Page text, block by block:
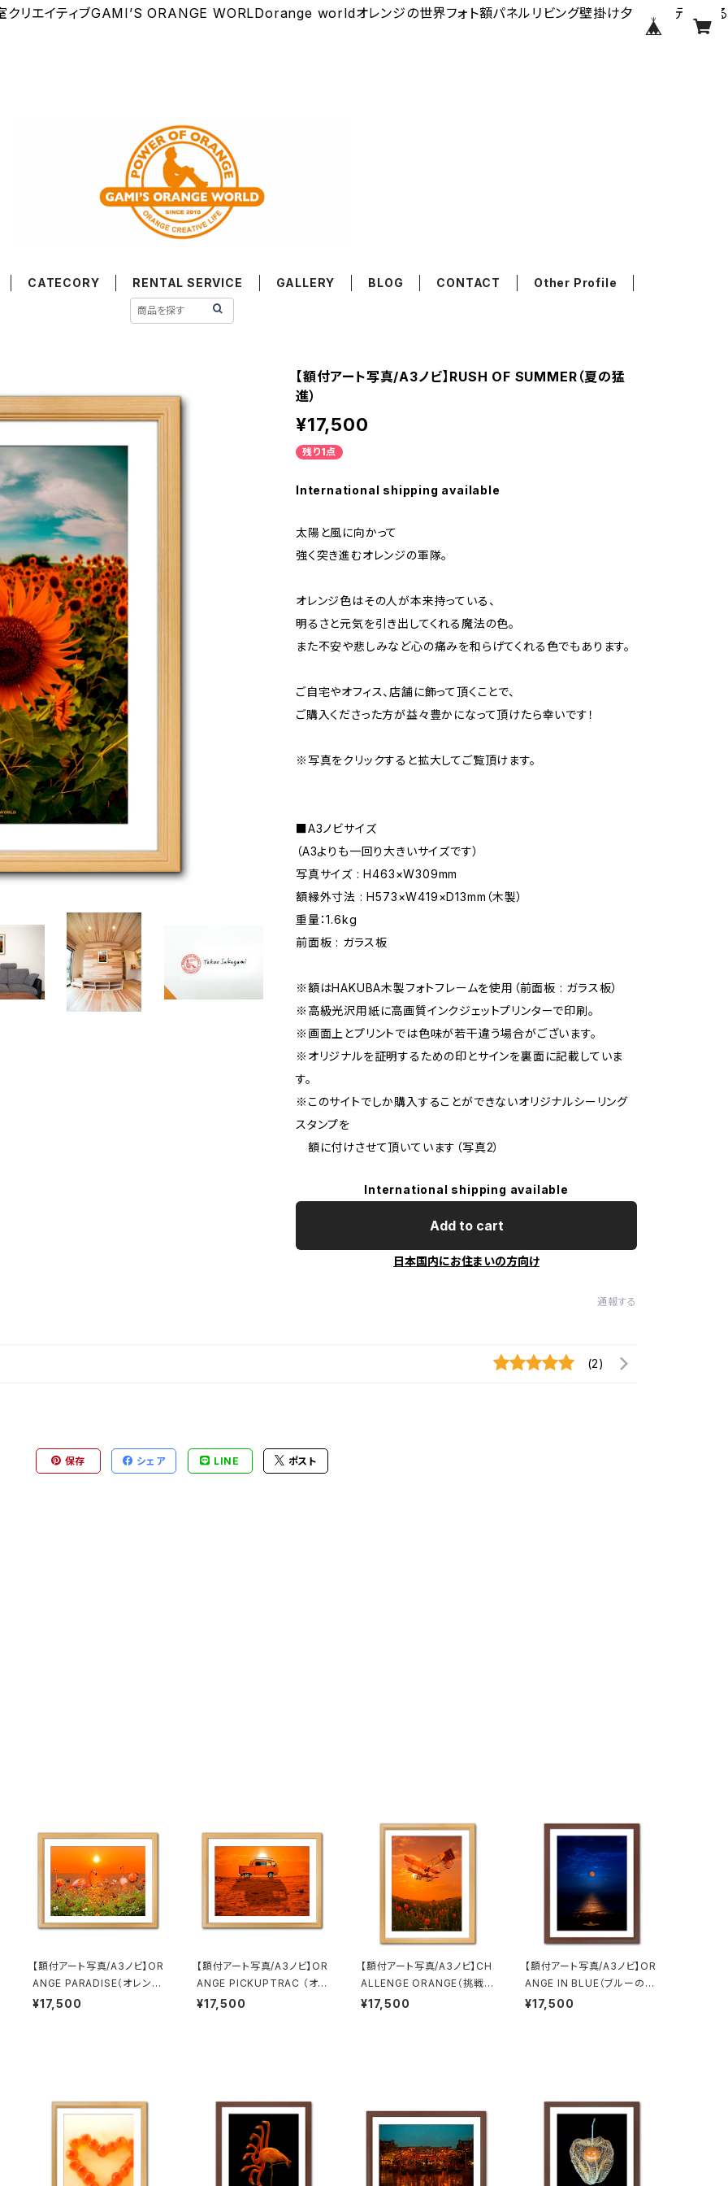
クリエイティブGAMI’S ORANGE WORLDorange worldオレンジの世界フォト額パネルリビング壁掛け夕陽夕日元気明る
CATECORY RENTAL SERVICE GALLERY BLOG CONTACT Other Profile
【額付アート写真/A3ノビ】RUSH OF SUMMER（夏の猛
進）
¥17,500
残り1点
International shipping available
太陽と風に向かって
強く突き進むオレンジの軍隊。
オレンジ色はその人が本来持っている、
明るさと元気を引き出してくれる魔法の色。
また不安や悲しみなど心の痛みを和らげてくれる色でもあります。
ご自宅やオフィス、店舗に飾って頂くことで、
ご購入くださった方が益々豊かになって頂けたら幸いです！
※写真をクリックすると拡大してご覧頂けます。
■A3ノビサイズ
（A3よりも一回り大きいサイズです）
写真サイズ : H463×W309mm
額縁外寸法 : H573×W419×D13mm（木製）
重量：1.6kg
前面板 : ガラス板
※額はHAKUBA木製フォトフレームを使用（前面板 : ガラス板）
※高級光沢用紙に高画質インクジェットプリンターで印刷。
※画面上とプリントでは色味が若干違う場合がございます。
※オリジナルを証明するための印とサインを裏面に記載していま
す。
※このサイトでしか購入することができないオリジナルシーリング
スタンプを
額に付けさせて頂いています（写真2）
International shipping available
Add to cart
日本国内にお住まいの方向け
通報する
(2)
保存 シェア LINE ポスト
【額付アート写真/A3ノビ】OR
ANGE PARADISE（オレンジ
の楽園）
¥17,500
【額付アート写真/A3ノビ】OR
ANGE PICKUPTRAC （オレ
ンジピックアップトラック）
¥17,500
【額付アート写真/A3ノビ】CH
ALLENGE ORANGE（挑戦の
オレンジ）（縦）
¥17,500
【額付アート写真/A3ノビ】OR
ANGE IN BLUE（ブルーの中
のオレンジ）
¥17,500